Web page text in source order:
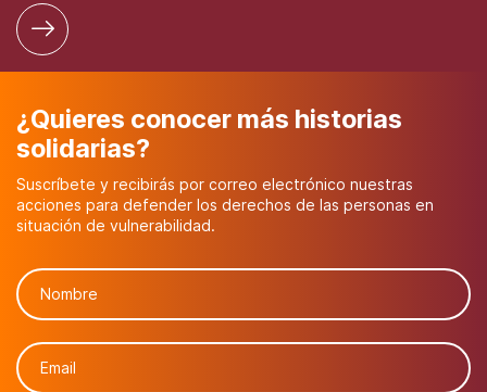
¿Quieres conocer más historias
solidarias?
Suscríbete y recibirás por correo electrónico nuestras
acciones para defender los derechos de las personas en
situación de vulnerabilidad.